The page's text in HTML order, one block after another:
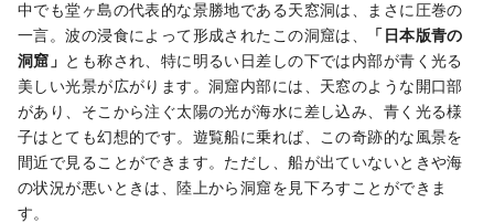
中でも堂ヶ島の代表的な景勝地である天窓洞は、まさに圧巻の
一言。波の浸食によって形成されたこの洞窟は、
「日本版青の
洞窟」 とも称され、特に明るい日差しの下では内部が青く光る
美しい光景が広がります。洞窟内部には、天窓のような開口部
があり、そこから注ぐ太陽の光が海水に差し込み、青く光る様
子はとても幻想的です。遊覧船に乗れば、この奇跡的な風景を
間近で見ることができます。ただし、船が出ていないときや海
の状況が悪いときは、陸上から洞窟を見下ろすことができま
す。